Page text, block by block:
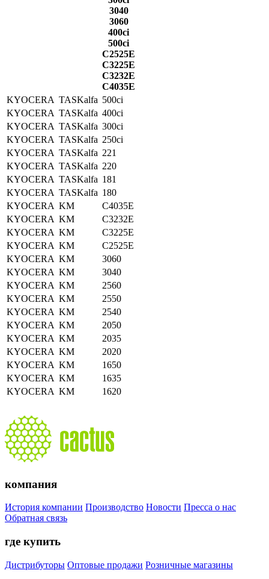
3040
3060
400ci
500ci
C2525E
C3225E
C3232E
C4035E
KYOCERA TASKalfa 500ci
KYOCERA TASKalfa 400ci
KYOCERA TASKalfa 300ci
KYOCERA TASKalfa 250ci
KYOCERA TASKalfa 221
KYOCERA TASKalfa 220
KYOCERA TASKalfa 181
KYOCERA TASKalfa 180
KYOCERA KM
C4035E
KYOCERA KM
C3232E
KYOCERA KM
C3225E
KYOCERA KM
C2525E
KYOCERA KM
3060
KYOCERA KM
3040
KYOCERA KM
2560
KYOCERA KM
2550
KYOCERA KM
2540
KYOCERA KM
2050
KYOCERA KM
2035
KYOCERA KM
2020
KYOCERA KM
1650
KYOCERA KM
1635
KYOCERA KM 1620
компания
История компании Производство Новости Пресса о нас
Обратная связь
где купить
Дистрибуторы Оптовые продажи Розничные магазины